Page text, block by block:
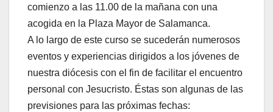
comienzo a las 11.00 de la mañana con una
acogida en la Plaza Mayor de Salamanca.
A lo largo de este curso se sucederán numerosos
eventos y experiencias dirigidos a los jóvenes de
nuestra diócesis con el fin de facilitar el encuentro
personal con Jesucristo. Éstas son algunas de las
previsiones para las próximas fechas: